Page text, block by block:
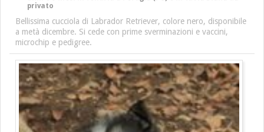
privato
Bellissima cucciola di Labrador Retriever, colore nero, disponibile
a metà dicembre. Si cede con prime sverminazioni e vaccini,
microchip e pedigree.